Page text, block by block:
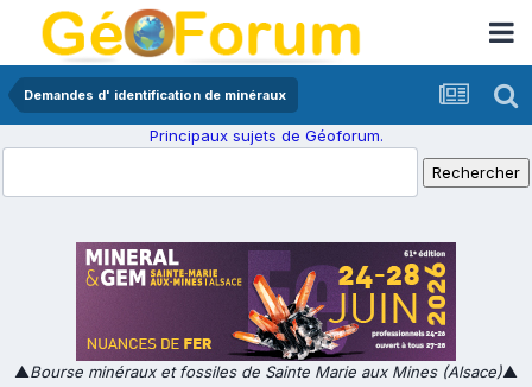
Demandes d' identification de minéraux
Principaux sujets de Géoforum.
▲Bourse minéraux et fossiles de Sainte Marie aux Mines (Alsace)▲